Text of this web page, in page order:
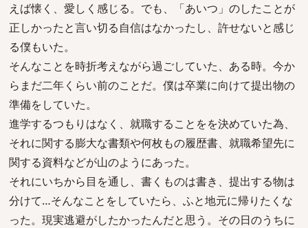
えば懐く、愛しく感じる。でも、「あいつ」のしたことが
正しかったと言い切る自信はなかったし、許せないと感じ
る僕もいた。
そんなことを時折考えながら過ごしていた、ある時。今か
らまだ二年くらい前のことだ。僕は卒業に向けて提出物の
準備をしていた。
進学するつもりはなく、就職することをを決めていた為、
それに関する膨大な書類や何枚もの履歴書、就職希望先に
関する資料などが山のようにあった。
それにいちから目を通し、書くものは書き、提出する物は
分けて…そんなことをしていたら、ふと地元に帰りたくな
った。現実逃避がしたかったんだと思う。その日のうちに